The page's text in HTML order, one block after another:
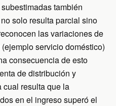
también
solo resulta parcial sino
las variaciones de
servicio doméstico)
consecuencia de esto
de distribución y
cual resulta que la
en el ingreso superó el